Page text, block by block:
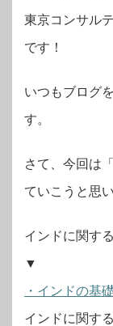
東京コンサル
です！
いつもブログ
す。
さて、今回は
ていこうと思い
インドに関す
▼
・インドの基
インドに関す